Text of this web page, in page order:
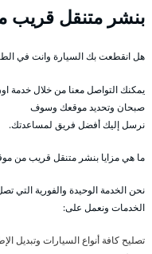
بنشر متنقل قريب
هل انقطعت بك السيارة وانت في
يمكنك التواصل معنا من خلال خدمة
صبحان وتحديد موقعك وسوف
نرسل إليك أفضل فريق لمساعدتك.
ما هي مزايا بنشر متنقل قريب من
نحن الخدمة الوحيدة والفورية
الخدمات ونعمل على:
تصليح كافة أنواع السيارات وتبديل